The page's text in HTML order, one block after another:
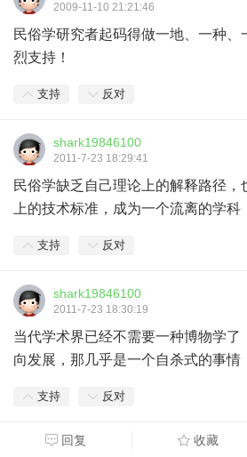
2009-11-10 21:21:46
民俗学研究者起码得做一地、一种、
烈支持！
支持 反对
shark19846100
2011-7-23 18:29:41
民俗学缺乏自己理论上的解释路径
上的技术标准，成为一个流离的学
支持 反对
shark19846100
2011-7-23 18:30:19
当代学术界已经不需要一种博物学了
向发展，那几乎是一个自杀式的事情
支持 反对
回复 收藏